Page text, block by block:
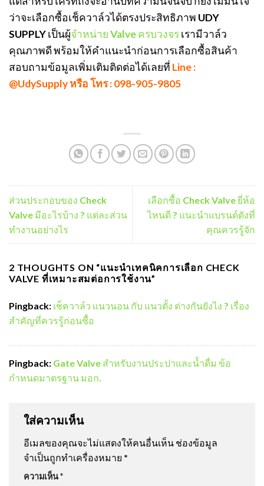
ว่าจะเลือกซื้อเช็ควาล์วได้ตรงประสิทธิภาพ UDY
SUPPLY เป็นผู้จำหน่าย Valve ครบวงจรเรามีวาล์ว
คุณภาพดี พร้อมให้คำแนะนำก่อนการเลือกซื้อสินค้า
สอบถามข้อมูลเพิ่มเติมติดต่อได้เลยที่ Line :
@UdySupply หรือ โทร : 098-905-9805
ส่วนประกอบของ Check
Valve มีอะไรบ้าง ? แต่ละส่วน
ทำงานอย่างไร
เลือกซื้อ Check Valve ยี่ห้อ
ไหนดี ? แนะนำแบรนด์ดังที่
คุณควรรู้จัก
2 THOUGHTS ON “แนะนำเทคนิคการเลือก CHECK
VALVE ที่เหมาะสมต่อการใช้งาน”
Pingback: เช็ควาล์ว แนวนอน กับ แนวตั้ง ต่างกันยังไง ? เรื่อง
สำคัญที่ควรรู้ก่อนซื้อ
Pingback: Gate Valve สำหรับงานประปาและน้ำดื่ม ข้อ
กำหนดมาตรฐาน มอก.
ใส่ความเห็น
อีเมลของคุณจะไม่แสดงให้คนอื่นเห็น ช่องข้อมูล
จำเป็นถูกทำเครื่องหมาย *
ความเห็น*